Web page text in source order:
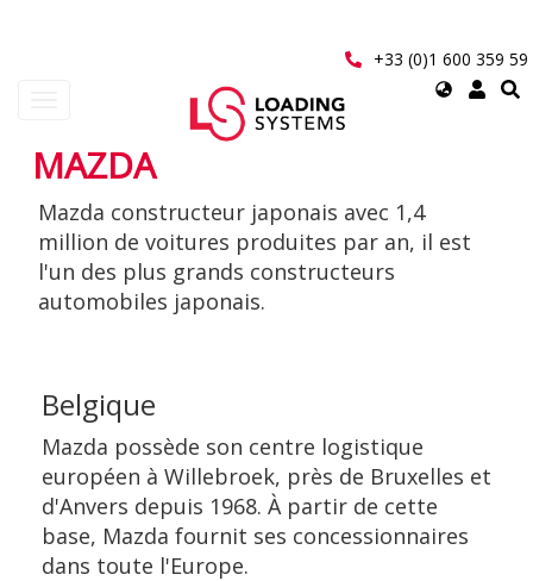
+33 (0)1 600 359 59
Select
User
account
menu
MAZDA
Mazda constructeur japonais avec 1,4
million de voitures produites par an, il est
l'un des plus grands constructeurs
automobiles japonais.
Belgique
Mazda possède son centre logistique
européen à Willebroek, près de Bruxelles et
d'Anvers depuis 1968. À partir de cette
base, Mazda fournit ses concessionnaires
dans toute l'Europe.